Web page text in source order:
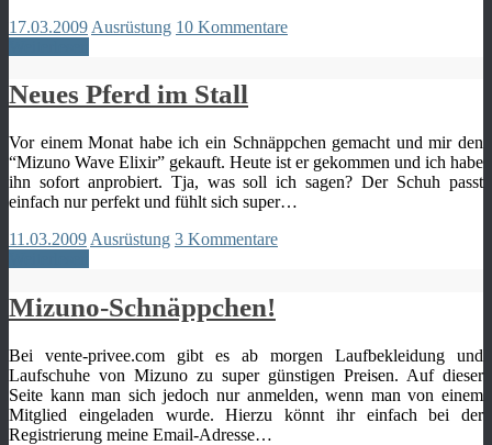
17.03.2009 Ausrüstung 10 Kommentare
Neues Pferd im Stall
Vor einem Monat habe ich ein Schnäppchen gemacht und mir den
“Mizuno Wave Elixir” gekauft. Heute ist er gekommen und ich habe
ihn sofort anprobiert. Tja, was soll ich sagen? Der Schuh passt
einfach nur perfekt und fühlt sich super…
11.03.2009 Ausrüstung 3 Kommentare
Mizuno-Schnäppchen!
Bei vente-privee.com gibt es ab morgen Laufbekleidung und
Laufschuhe von Mizuno zu super günstigen Preisen. Auf dieser
Seite kann man sich jedoch nur anmelden, wenn man von einem
Mitglied eingeladen wurde. Hierzu könnt ihr einfach bei der
Registrierung meine Email-Adresse…